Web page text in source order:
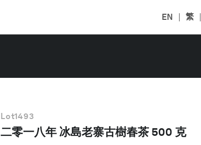
EN 繁
Lot1493
二零一八年 冰島老寨古樹春茶 500 克